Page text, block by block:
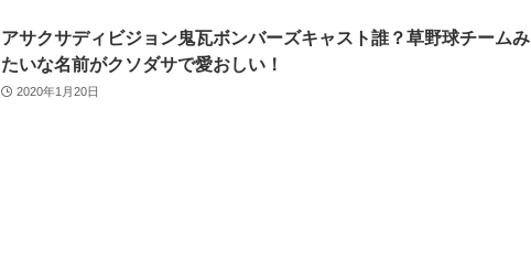
アサクサディビジョン鬼瓦ボンバーズキャスト誰？草野球チームみ
たいな名前がクソダサで愛おしい！
2020年1月20日